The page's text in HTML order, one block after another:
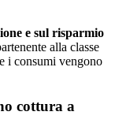
e sul risparmio
alla classe
i consumi vengono
cottura a